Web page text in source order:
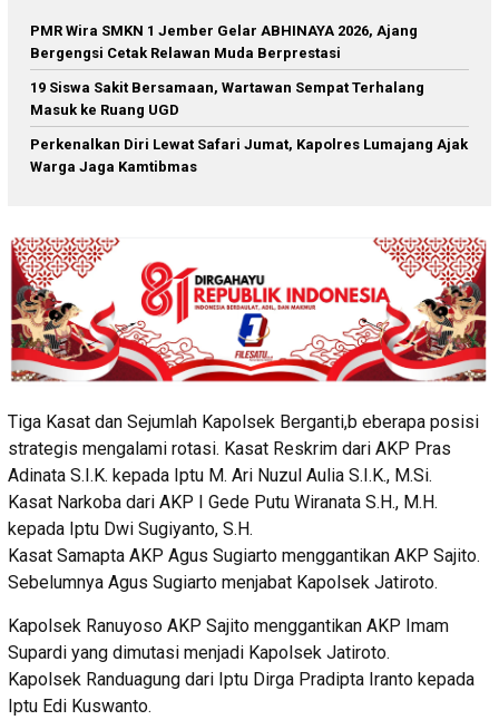
PMR Wira SMKN 1 Jember Gelar ABHINAYA 2026, Ajang
Bergengsi Cetak Relawan Muda Berprestasi
19 Siswa Sakit Bersamaan, Wartawan Sempat Terhalang
Masuk ke Ruang UGD
Perkenalkan Diri Lewat Safari Jumat, Kapolres Lumajang Ajak
Warga Jaga Kamtibmas
Tiga Kasat dan Sejumlah Kapolsek Berganti,b eberapa posisi
strategis mengalami rotasi. Kasat Reskrim dari AKP Pras
Adinata S.I.K. kepada Iptu M. Ari Nuzul Aulia S.I.K., M.Si.
Kasat Narkoba dari AKP I Gede Putu Wiranata S.H., M.H.
kepada Iptu Dwi Sugiyanto, S.H.
Kasat Samapta AKP Agus Sugiarto menggantikan AKP Sajito.
Sebelumnya Agus Sugiarto menjabat Kapolsek Jatiroto.
Kapolsek Ranuyoso AKP Sajito menggantikan AKP Imam
Supardi yang dimutasi menjadi Kapolsek Jatiroto.
Kapolsek Randuagung dari Iptu Dirga Pradipta Iranto kepada
Iptu Edi Kuswanto.